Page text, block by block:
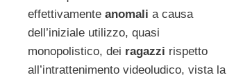
effettivamente anomali a causa
dell’iniziale utilizzo, quasi
monopolistico, dei ragazzi rispetto
all’intrattenimento videoludico, vista la